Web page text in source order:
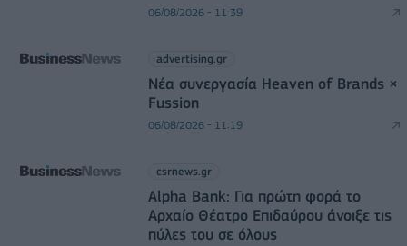
06/08/2026 - 11:39
advertising.gr
Νέα συνεργασία Heaven of Brands ×
Fussion
06/08/2026 - 11:19
csrnews.gr
Alpha Bank: Για πρώτη φορά το
Αρχαίο Θέατρο Επιδαύρου άνοιξε τις
πύλες του σε όλους